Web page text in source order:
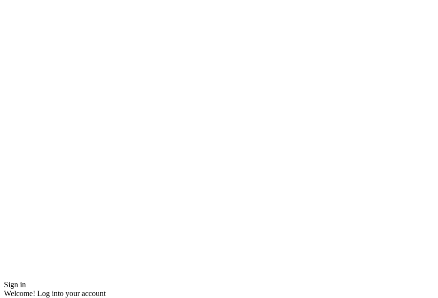
Sign in
Welcome! Log into your account